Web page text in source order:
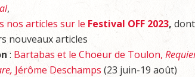
,
nos articles sur le Festival OFF 2023, dont
nouveaux articles
: Bartabas et le Choeur de Toulon,
Jérôme Deschamps (23 juin-19 août)